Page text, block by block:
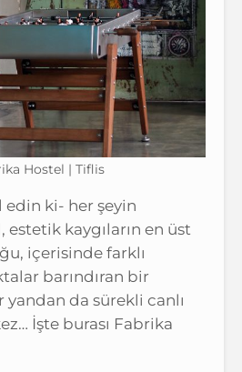
Hostel | Tiflis
edin ki- her şeyin
kaygıların en üst
içerisinde farklı
barındıran bir
da sürekli canlı
İşte burası Fabrika